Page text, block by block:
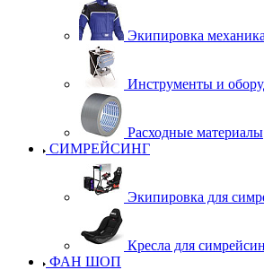
Экипировка механика
Инструменты и
Расходные материалы
СИМРЕЙСИНГ
Экипировка для
Кресла для
ФАН ШОП